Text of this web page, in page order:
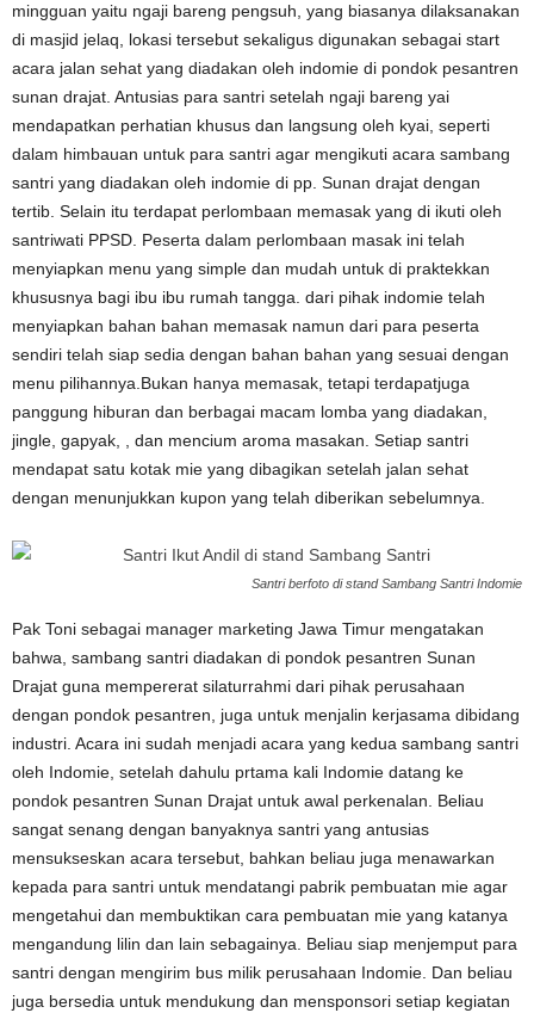
mingguan yaitu ngaji bareng pengsuh, yang biasanya dilaksanakan
di masjid jelaq, lokasi tersebut sekaligus digunakan sebagai start
acara jalan sehat yang diadakan oleh indomie di pondok pesantren
sunan drajat. Antusias para santri setelah ngaji bareng yai
mendapatkan perhatian khusus dan langsung oleh kyai, seperti
dalam himbauan untuk para santri agar mengikuti acara sambang
santri yang diadakan oleh indomie di pp. Sunan drajat dengan
tertib. Selain itu terdapat perlombaan memasak yang di ikuti oleh
santriwati PPSD. Peserta dalam perlombaan masak ini telah
menyiapkan menu yang simple dan mudah untuk di praktekkan
khususnya bagi ibu ibu rumah tangga. dari pihak indomie telah
menyiapkan bahan bahan memasak namun dari para peserta
sendiri telah siap sedia dengan bahan bahan yang sesuai dengan
menu pilihannya.Bukan hanya memasak, tetapi terdapatjuga
panggung hiburan dan berbagai macam lomba yang diadakan,
jingle, gapyak, , dan mencium aroma masakan. Setiap santri
mendapat satu kotak mie yang dibagikan setelah jalan sehat
dengan menunjukkan kupon yang telah diberikan sebelumnya.
Santri berfoto di stand Sambang Santri Indomie
Pak Toni sebagai manager marketing Jawa Timur mengatakan
bahwa, sambang santri diadakan di pondok pesantren Sunan
Drajat guna mempererat silaturrahmi dari pihak perusahaan
dengan pondok pesantren, juga untuk menjalin kerjasama dibidang
industri. Acara ini sudah menjadi acara yang kedua sambang santri
oleh Indomie, setelah dahulu prtama kali Indomie datang ke
pondok pesantren Sunan Drajat untuk awal perkenalan. Beliau
sangat senang dengan banyaknya santri yang antusias
mensukseskan acara tersebut, bahkan beliau juga menawarkan
kepada para santri untuk mendatangi pabrik pembuatan mie agar
mengetahui dan membuktikan cara pembuatan mie yang katanya
mengandung lilin dan lain sebagainya. Beliau siap menjemput para
santri dengan mengirim bus milik perusahaan Indomie. Dan beliau
juga bersedia untuk mendukung dan mensponsori setiap kegiatan